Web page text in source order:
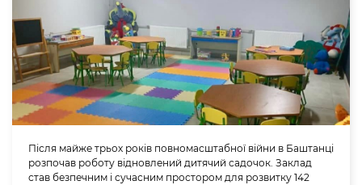
Після майже трьох років повномасштабної війни в Баштанці
розпочав роботу відновлений дитячий садочок. Заклад
став безпечним і сучасним простором для розвитку 142